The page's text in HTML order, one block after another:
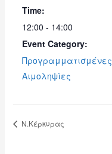
Time:
12:00 - 14:00
Event Category:
Προγραμματισμένες
Αιμοληψίες
Ν.Κέρκυρας